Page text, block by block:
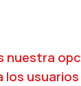
nuestra
los usuarios